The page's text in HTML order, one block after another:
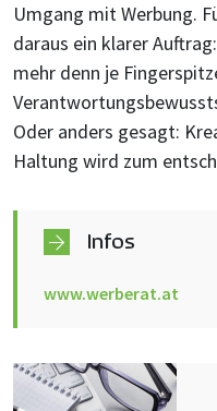
Umgang mit Werbung.
daraus ein klarer
mehr denn je
Oder anders gesagt:
Haltung wird zum
Infos
www.werberat.at